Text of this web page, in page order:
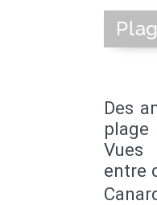
Des
Vues
entre